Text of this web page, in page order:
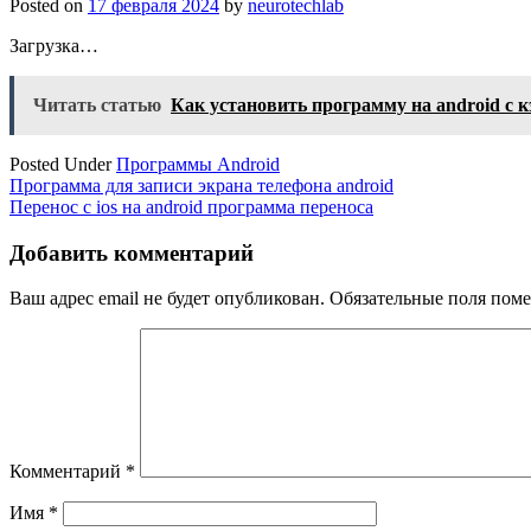
Posted on 17 февраля 2024 by neurotechlab
Загрузка…
Читать статью Как установить программу на android с
Posted UnderПрограммы Android
Навигация
по
записям
Программа для записи экрана телефона android
Перенос с ios на android программа переноса
Добавить комментарий
Ваш адрес email не будет опубликован. Обязательные поля
Комментарий *
Имя *